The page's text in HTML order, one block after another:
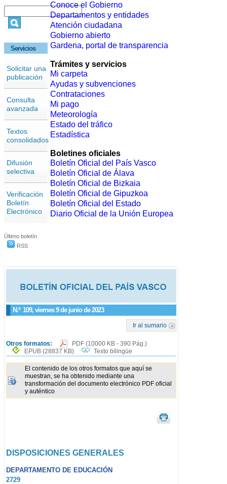
Servicios
Solicitar una
publicación
Consulta
avanzada
Textos
consolidados
Difusión
selectiva
Verificación
Boletín
Electrónico
Último boletín
RSS
N.º 109, viernes 9 de junio de 2023
Ir al sumario
Otros formatos: PDF (10000 KB - 390 Pág.)
EPUB (28837 KB) Texto bilingüe
El contenido de los otros formatos que aquí se
muestran, se ha obtenido mediante una
transformación del documento electrónico PDF oficial
y auténtico
DISPOSICIONES GENERALES
DEPARTAMENTO DE EDUCACIÓN
2729
Conoce el Gobierno
Departamentos y entidades
Atención ciudadana
Gobierno abierto
Gardena, portal de transparencia
Trámites y servicios
Mi carpeta
Ayudas y subvenciones
Contrataciones
Mi pago
Meteorología
Estado del tráfico
Estadística
Boletines oficiales
Boletín Oficial del País Vasco
Boletín Oficial de Álava
Boletín Oficial de Bizkaia
Boletín Oficial de Gipuzkoa
Boletín Oficial del Estado
Diario Oficial de la Unión Europea